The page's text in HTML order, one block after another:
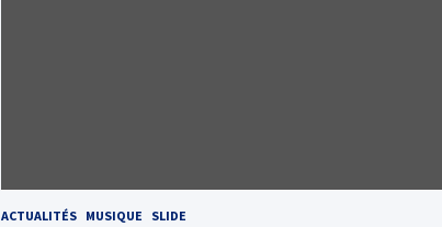
ACTUALITÉS MUSIQUE SLIDE